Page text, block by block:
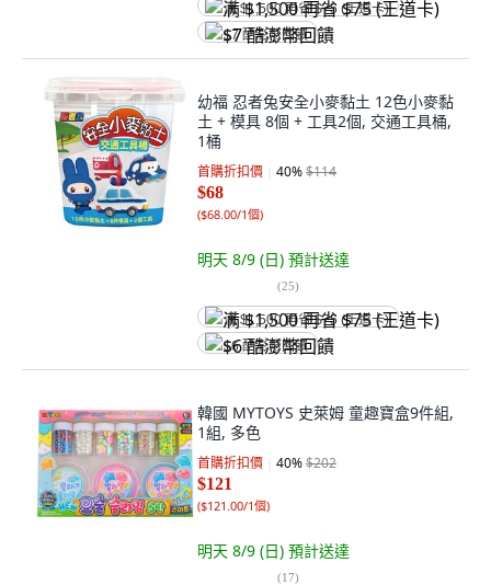
满 $1,500 再省 $75 (王道卡)
$7 酷澎幣回饋
幼福 忍者兔安全小麥黏土 12色小麥黏
土 + 模具 8個 + 工具2個, 交通工具桶,
1桶
首購折扣價 40%$114
$68
($68.00/1個)
明天 8/9 (日) 預計送達
(25)
满 $1,500 再省 $75 (王道卡)
$6 酷澎幣回饋
韓國 MYTOYS 史萊姆 童趣寶盒9件組,
1組, 多色
首購折扣價 40%$202
$121
($121.00/1個)
明天 8/9 (日) 預計送達
(17)